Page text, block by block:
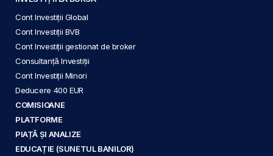
Cont Investiții Global
Cont Investiții BVB
Cont Investiții gestionat de broker
Consultanță Investiții
Cont Investiții Minori
Deducere 400 EUR
COMISIOANE
PLATFORME
PIAȚĂ ȘI ANALIZE
EDUCAȚIE (SUNETUL BANILOR)